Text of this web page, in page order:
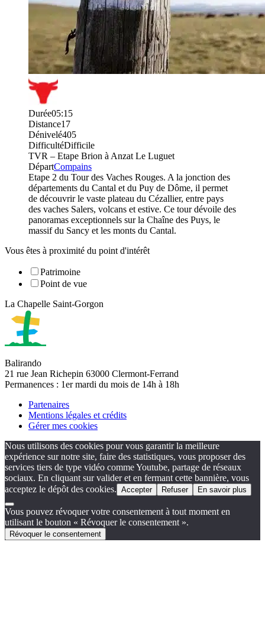
Durée05:15
Distance17
Dénivelé405
DifficultéDifficile
TVR – Etape Brion à Anzat Le Luguet
DépartCompains
Etape 2 du Tour des Vaches Rouges. A la jonction des
départements du Cantal et du Puy de Dôme, il permet
de découvrir le vaste plateau du Cézallier, entre pays
des vaches Salers, volcans et estive. Ce tour dévoile des
panoramas exceptionnels sur la Chaîne des Puys, le
massif du Sancy et les monts du Cantal.
Vous êtes à proximité du point d'intérêt
Patrimoine
Point de vue
La Chapelle Saint-Gorgon
Balirando
21 rue Jean Richepin 63000 Clermont-Ferrand
Permanences : 1er mardi du mois de 14h à 18h
Partenaires
Mentions légales et crédits
Gérer mes cookies
Nous utilisons des cookies pour vous garantir la meilleure
expérience sur notre site, faire des statistiques, vous proposer des
services tiers de type vidéo comme Youtube, partage de réseaux
sociaux. En cliquant sur valider et en fermant cette bannière, vous
acceptez le dépôt des cookies. Accepter Refuser En savoir plus
Vous pouvez révoquer votre consentement à tout moment en
utilisant le bouton « Révoquer le consentement ».
Révoquer le consentement